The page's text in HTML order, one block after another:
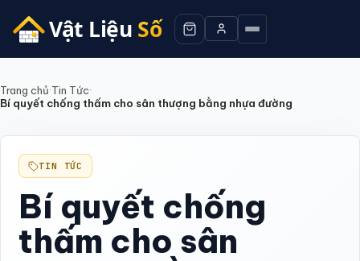
Trang chủ·Tin Tức·
Bí quyết chống thấm cho sân thượng bằng nhựa đường
TIN TỨC
Bí quyết chống
thấm cho sân